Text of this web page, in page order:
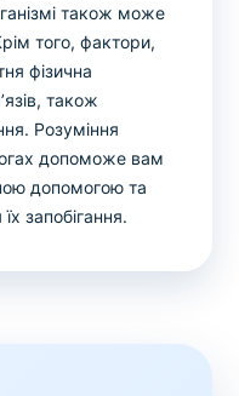
також може
того, фактори,
фізична
також
Розуміння
допоможе вам
допомогою та
запобігання.